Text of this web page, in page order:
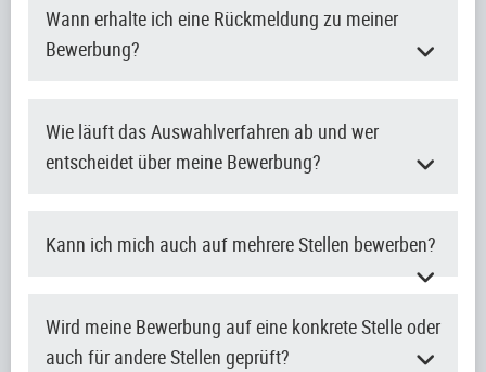
Wann erhalte ich eine Rückmeldung zu meiner
Bewerbung?
Wie läuft das Auswahlverfahren ab und wer
entscheidet über meine Bewerbung?
Kann ich mich auch auf mehrere Stellen bewerben?
Wird meine Bewerbung auf eine konkrete Stelle oder
auch für andere Stellen geprüft?